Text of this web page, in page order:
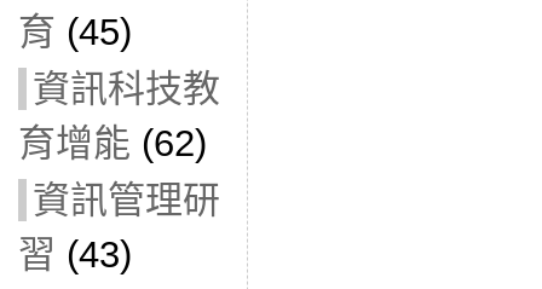
育 (45)
資訊科技教
育增能 (62)
資訊管理研
習 (43)